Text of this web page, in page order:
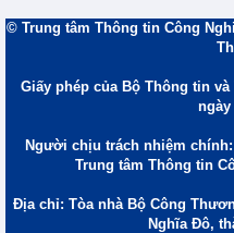
© Trung tâm Thông tin Công
Giấy phép của Bộ Thông tin và
ngày
Người chịu trách nhiệm
Trung tâm Thông tin
Địa chỉ: Tòa nhà Bộ Công
Nghĩa Đô,